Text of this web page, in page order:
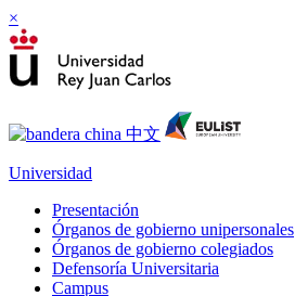
×
Universidad
Presentación
Órganos de gobierno unipersonales
Órganos de gobierno colegiados
Defensoría Universitaria
Campus